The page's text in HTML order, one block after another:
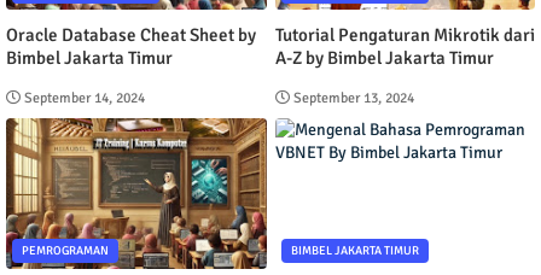
Oracle Database Cheat Sheet by
Bimbel Jakarta Timur
September 14, 2024
Tutorial Pengaturan Mikrotik dari
A-Z by Bimbel Jakarta Timur
September 13, 2024
PEMROGRAMAN BIMBEL JAKARTA TIMUR